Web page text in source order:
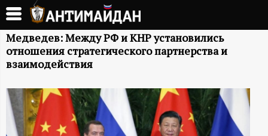
Перейти
основному
содержанию
А
Н
Т
И
Медведев: Между РФ и КНР установились
отношения стратегического партнерства и
взаимодействия